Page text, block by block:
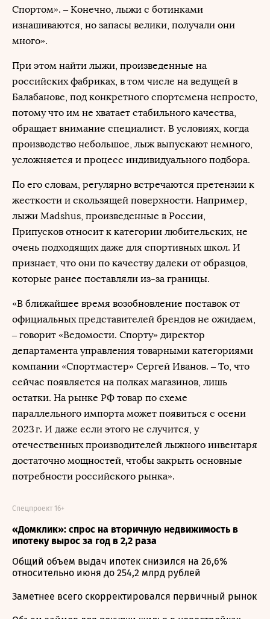
Спортом». – Конечно, лыжи с ботинками
изнашиваются, но запасы велики, получали они
много».
При этом найти лыжи, произведенные на
российских фабриках, в том числе на ведущей в
Балабанове, под конкретного спортсмена непросто,
потому что им не хватает стабильного качества,
обращает внимание специалист. В условиях, когда
производство небольшое, лыж выпускают немного,
усложняется и процесс индивидуального подбора.
По его словам, регулярно встречаются претензии к
жесткости и скользящей поверхности. Например,
лыжи Madshus, произведенные в России,
Припусков относит к категории любительских, не
очень подходящих даже для спортивных школ. И
признает, что они по качеству далеки от образцов,
которые ранее поставляли из-за границы.
«В ближайшее время возобновление поставок от
официальных представителей брендов не ожидаем,
– говорит «Ведомости. Спорту» директор
департамента управления товарными категориями
компании «Спортмастер» Сергей Иванов. – То, что
сейчас появляется на полках магазинов, лишь
остатки. На рынке РФ товар по схеме
параллельного импорта может появиться с осени
2023 г. И даже если этого не случится, у
отечественных производителей лыжного инвентаря
достаточно мощностей, чтобы закрыть основные
потребности российского рынка».
«Домклик»: спрос на вторичную недвижимость в
ипотеку вырос за год в 2,2 раза
Спецпроект 16+
Общий объем выдач ипотек снизился на 26,6%
относительно июня до 254,2 млрд рублей
Заметнее всего скорректировался первичный рынок